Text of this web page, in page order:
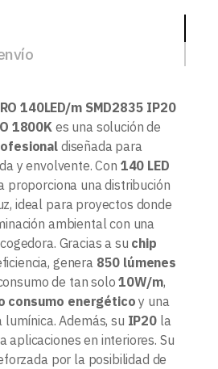
140LED/m SMD2835 IP20
1800K es una solución de
diseñada para
y envolvente. Con 140 LED
proporciona una distribución
ideal para proyectos donde
ambiental con una
Gracias a su chip
genera 850 lúmenes
de tan solo10W/m,
consumo energético y una
Además, su IP20la
aplicaciones en interiores. Su
por la posibilidad de